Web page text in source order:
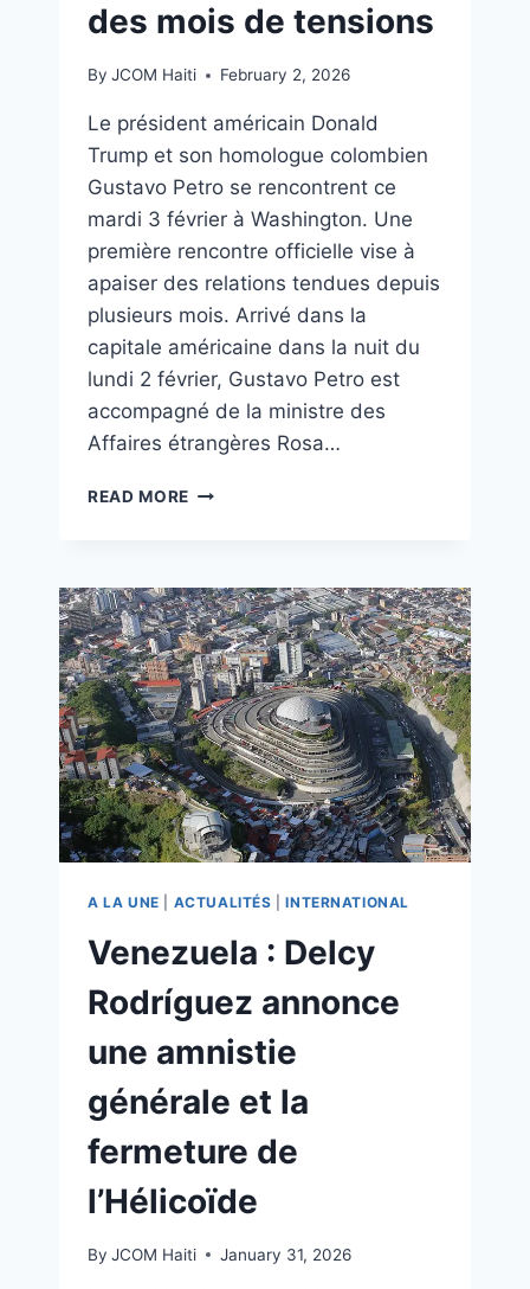
des mois de tensions
By JCOM Haiti February 2, 2026
Le président américain Donald
Trump et son homologue colombien
Gustavo Petro se rencontrent ce
mardi 3 février à Washington. Une
première rencontre officielle vise à
apaiser des relations tendues depuis
plusieurs mois. Arrivé dans la
capitale américaine dans la nuit du
lundi 2 février, Gustavo Petro est
accompagné de la ministre des
Affaires étrangères Rosa…
READ MORE
A LA UNE ACTUALITÉS |INTERNATIONAL
Venezuela : Delcy
Rodríguez annonce
une amnistie
générale et la
fermeture de
l’Hélicoïde
By JCOM Haiti January 31, 2026